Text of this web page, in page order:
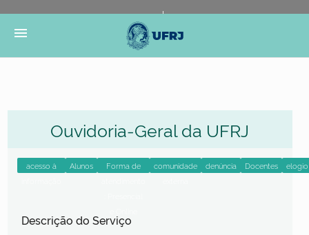
Portal do Governo Brasileiro
Governo
menu
Ouvidoria-Geral da UFRJ
Descrição do Serviço